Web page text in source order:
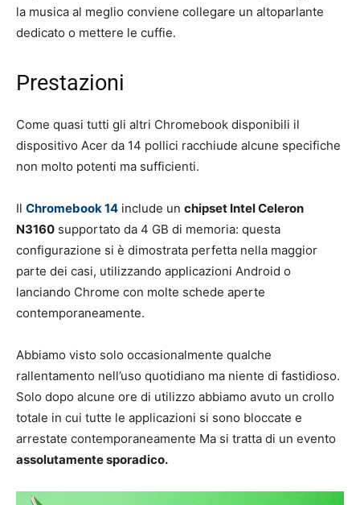
la musica al meglio conviene collegare un altoparlante
dedicato o mettere le cuffie.
Prestazioni
Come quasi tutti gli altri Chromebook disponibili il
dispositivo Acer da 14 pollici racchiude alcune specifiche
non molto potenti ma sufficienti.
Il Chromebook 14 include un chipset Intel Celeron
N3160 supportato da 4 GB di memoria: questa
configurazione si è dimostrata perfetta nella maggior
parte dei casi, utilizzando applicazioni Android o
lanciando Chrome con molte schede aperte
contemporaneamente.
Abbiamo visto solo occasionalmente qualche
rallentamento nell’uso quotidiano ma niente di fastidioso.
Solo dopo alcune ore di utilizzo abbiamo avuto un crollo
totale in cui tutte le applicazioni si sono bloccate e
arrestate contemporaneamente Ma si tratta di un evento
assolutamente sporadico.